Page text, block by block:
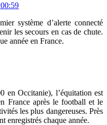
système d’alerte connecté
les secours en cas de chute.
année en France.
en Occitanie), l’équitation est
France après le football et le
les plus dangereuses. Près
enregistrés chaque année.